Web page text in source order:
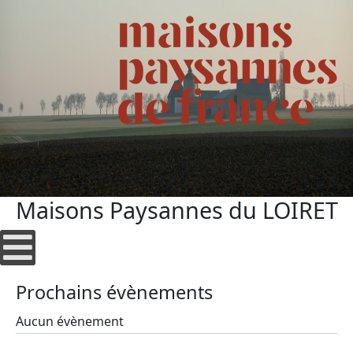
Maisons Paysannes du LOIRET
Prochains évènements
Aucun évènement